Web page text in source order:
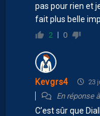
pas pour rien et
fait plus belle
2 0
Kevgrs4 23
En réponse à
C’est sûr que